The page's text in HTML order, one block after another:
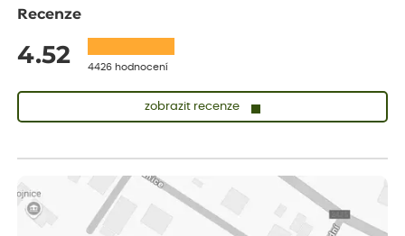
Recenze
4.52 4426 hodnocení
zobrazit recenze
Vše přišlo velice rychle krásně zabalené. Rostlinky po přesazení
velice dobře prospívají
Jarda